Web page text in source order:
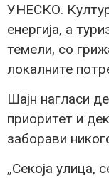
УНЕСКО.
енергија, а
темели, со
локалните
Шајн нагласи
приоритет и
заборави
„Секоја улица,